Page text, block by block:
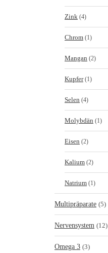
Zink (4)
Chrom (1)
Mangan (2)
Kupfer (1)
Selen (4)
Molybdän (1)
Eisen (2)
Kalium (2)
Natrium (1)
Multipräparate (5)
Nervensystem (12)
Omega 3 (3)